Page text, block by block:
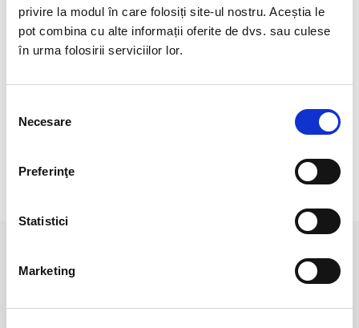
privire la modul în care folosiți site-ul nostru. Aceștia le
pot combina cu alte informații oferite de dvs. sau culese
în urma folosirii serviciilor lor.
consimțământului
Necesare
Preferinţe
Statistici
Marketing
Greutate : 5,13 gr.
Cristal natural 100 %.